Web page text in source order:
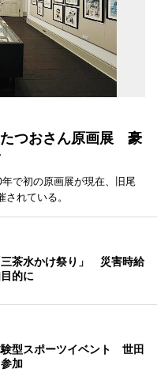
たつおさん原画展 豪
で初の原画展が現在、旧尾
れている。
茶水かけ祭り」 災害時給
的に
型スポーツイベント 世田
加